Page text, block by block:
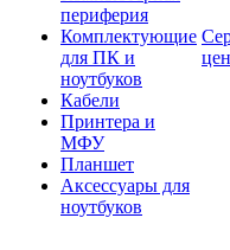
периферия
Комплектующие
для ПК и
ноутбуков
Кабели
Принтера и
МФУ
Планшет
Аксессуары для
ноутбуков